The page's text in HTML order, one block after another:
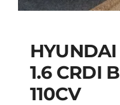
1.6 CRDI
110CV